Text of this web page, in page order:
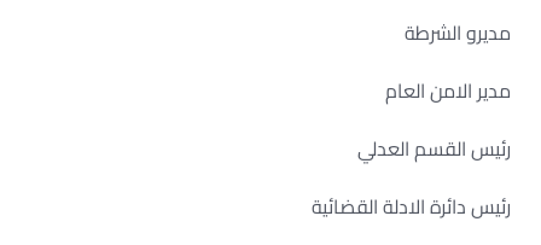
مديرو الشرطة
مدير الامن العام
رئيس القسم العدلي
رئيس دائرة الادلة القضائية